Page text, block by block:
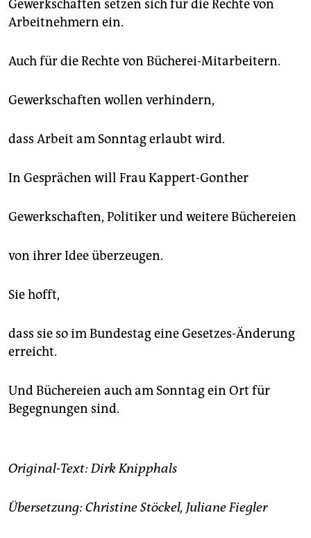
Gewerkschaften setzen sich für die Rechte von
Arbeitnehmern ein.
Auch für die Rechte von Bücherei-Mitarbeitern.
Gewerkschaften wollen verhindern,
dass Arbeit am Sonntag erlaubt wird.
In Gesprächen will Frau Kappert-Gonther
Gewerkschaften, Politiker und weitere Büchereien
von ihrer Idee überzeugen.
Sie hofft,
dass sie so im Bundestag eine Gesetzes-Änderung
erreicht.
Und Büchereien auch am Sonntag ein Ort für
Begegnungen sind.
Original-Text: Dirk Knipphals
Übersetzung: Christine Stöckel, Juliane Fiegler